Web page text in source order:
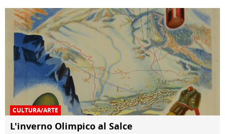
CULTURA/ARTE
L'inverno Olimpico al Salce